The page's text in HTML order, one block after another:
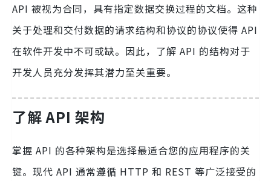
API 被视为合同，具有指定数据交换过程的文档。这种
关于处理和交付数据的请求结构和协议的协议使得 API
在软件开发中不可或缺。因此，了解 API 的结构对于
开发人员充分发挥其潜力至关重要。
了解 API 架构
掌握 API 的各种架构是选择最适合您的应用程序的关
键。现代 API 通常遵循 HTTP 和 REST 等广泛接受的